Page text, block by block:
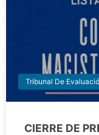
Tribunal De
CIERRE DE